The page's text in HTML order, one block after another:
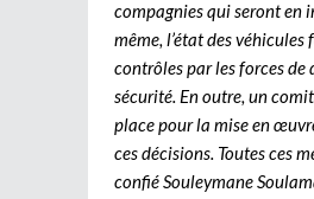
compagnies qui seront en
même, l’état des véhicules
contrôles par les forces de
sécurité. En outre, un
place pour la mise en
ces décisions. Toutes ces
confié Souleymane